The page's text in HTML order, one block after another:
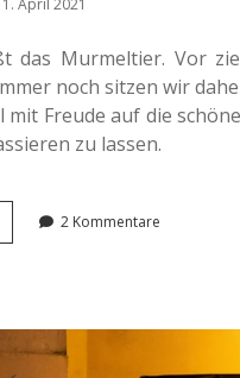
April 2021
das Mur­mel­tier. Vor
noch sitzen wir
mit Freude auf die
zu lassen.
2 Kommentare